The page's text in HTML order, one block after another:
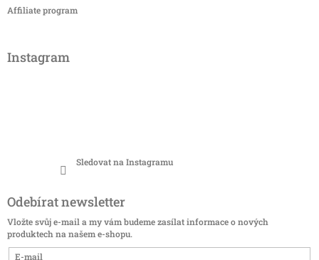
Affiliate program
Instagram
Sledovat na Instagramu
Odebírat newsletter
Vložte svůj e-mail a my vám budeme zasílat informace o nových
produktech na našem e-shopu.
E-mail